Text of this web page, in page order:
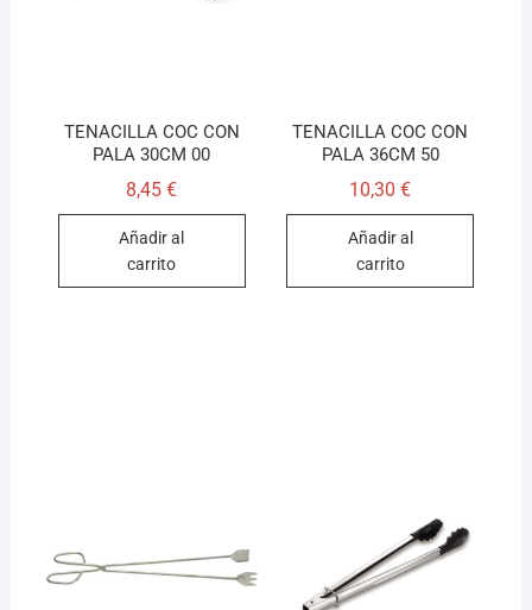
TENACILLA COC CON
PALA 30CM 00
8,45€
Añadir al
carrito
TENACILLA COC CON
PALA 36CM 50
10,30€
Añadir al
carrito